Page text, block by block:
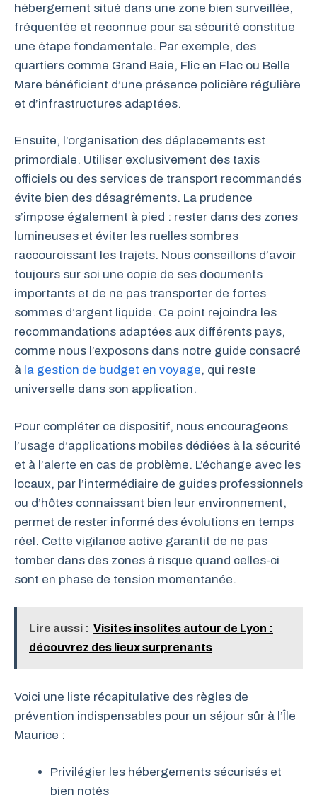
hébergement situé dans une zone bien surveillée,
fréquentée et reconnue pour sa sécurité constitue
une étape fondamentale. Par exemple, des
quartiers comme Grand Baie, Flic en Flac ou Belle
Mare bénéficient d’une présence policière régulière
et d’infrastructures adaptées.
Ensuite, l’organisation des déplacements est
primordiale. Utiliser exclusivement des taxis
officiels ou des services de transport recommandés
évite bien des désagréments. La prudence
s’impose également à pied : rester dans des zones
lumineuses et éviter les ruelles sombres
raccourcissant les trajets. Nous conseillons d’avoir
toujours sur soi une copie de ses documents
importants et de ne pas transporter de fortes
sommes d’argent liquide. Ce point rejoindra les
recommandations adaptées aux différents pays,
comme nous l’exposons dans notre guide consacré
à la gestion de budget en voyage, qui reste
universelle dans son application.
Pour compléter ce dispositif, nous encourageons
l’usage d’applications mobiles dédiées à la sécurité
et à l’alerte en cas de problème. L’échange avec les
locaux, par l’intermédiaire de guides professionnels
ou d’hôtes connaissant bien leur environnement,
permet de rester informé des évolutions en temps
réel. Cette vigilance active garantit de ne pas
tomber dans des zones à risque quand celles-ci
sont en phase de tension momentanée.
Lire aussi : Visites insolites autour de Lyon :
découvrez des lieux surprenants
Voici une liste récapitulative des règles de
prévention indispensables pour un séjour sûr à l’Île
Maurice :
Privilégier les hébergements sécurisés et
bien notés